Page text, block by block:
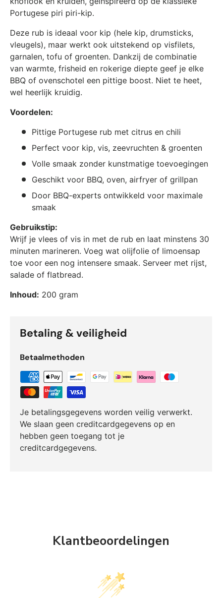
Portugese piri piri-kip.
Deze rub is ideaal voor kip (hele kip, drumsticks,
vleugels), maar werkt ook uitstekend op visfilets,
garnalen, tofu of groenten. Dankzij de combinatie
van warmte, frisheid en rokerige diepte geef je elke
BBQ of ovenschotel een pittige boost. Niet te heet,
wel heerlijk kruidig.
Voordelen:
Pittige Portugese rub met citrus en chili
Perfect voor kip, vis, zeevruchten & groenten
Volle smaak zonder kunstmatige toevoegingen
Geschikt voor BBQ, oven, airfryer of grillpan
Door BBQ-experts ontwikkeld voor maximale
smaak
Gebruikstip:
Wrijf je vlees of vis in met de rub en laat minstens 30
minuten marineren. Voeg wat olijfolie of limoensap
toe voor een nog intensere smaak. Serveer met rijst,
salade of flatbread.
Inhoud: 200 gram
Betaling & veiligheid
Betaalmethoden
Je betalingsgegevens worden veilig verwerkt.
We slaan geen creditcardgegevens op en
hebben geen toegang tot je
creditcardgegevens.
Klantbeoordelingen